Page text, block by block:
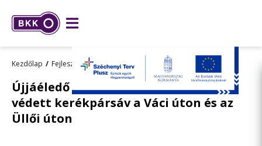
Kezdőlap Fejlesztések Összes fejlesztésünk
Újjáéledő sugárutak Budapesten –
védett kerékpársáv a Váci úton és az
Üllői úton